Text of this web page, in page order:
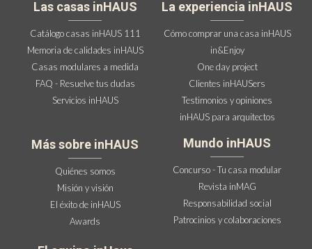
Las casas inHAUS
Catálogo casas inHAUS 111
Memoria de calidades inHAUS
Casas modulares a medida
FAQ - Resuelve tus dudas
Servicios inHAUS
Más sobre inHAUS
Quiénes somos
Misión y visión
El éxito de inHAUS
Awards
La experiencia inHAUS
Cómo comprar una casa inHAUS
in&Enjoy
One day project
Clientes inHAUSers
Testimonios y opiniones
inHAUS para arquitectos
Mundo inHAUS
Concurso - Tu casa modular
Revista inMAG
Responsabilidad social
Patrocinios y colaboraciones